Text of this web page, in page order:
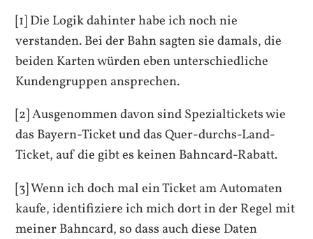
[1] Die Logik dahinter habe ich noch nie
verstanden. Bei der Bahn sagten sie damals, die
beiden Karten würden eben unterschiedliche
Kundengruppen ansprechen.
[2] Ausgenommen davon sind Spezialtickets wie
das Bayern-Ticket und das Quer-durchs-Land-
Ticket, auf die gibt es keinen Bahncard-Rabatt.
[3] Wenn ich doch mal ein Ticket am Automaten
kaufe, identifiziere ich mich dort in der Regel mit
meiner Bahncard, so dass auch diese Daten